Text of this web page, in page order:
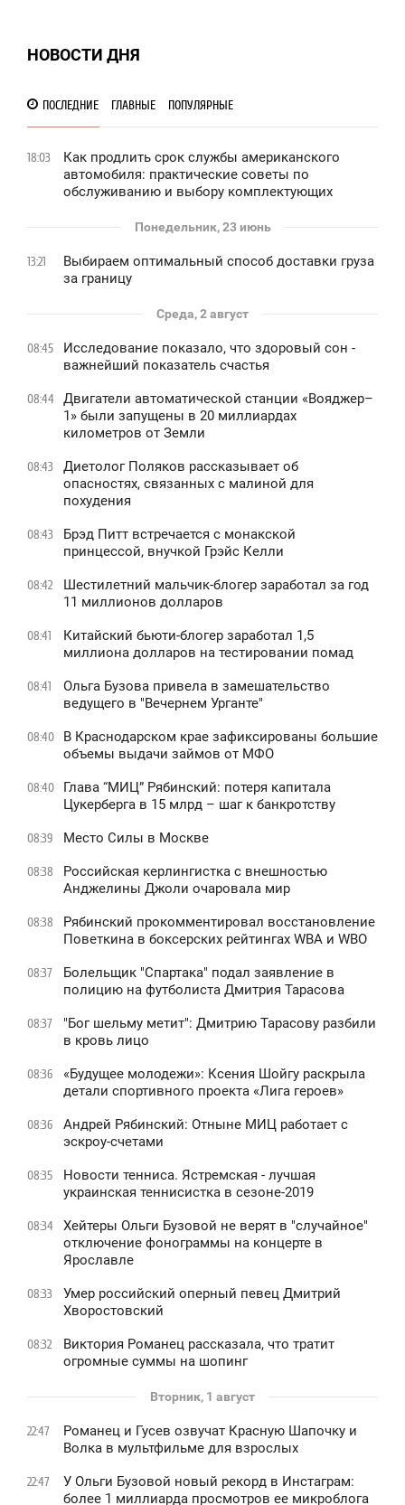
НОВОСТИ ДНЯ
ПОСЛЕДНИЕ ГЛАВНЫЕ ПОПУЛЯРНЫЕ
18:03
Как продлить срок службы американского
автомобиля: практические советы по
обслуживанию и выбору комплектующих
Понедельник, 23 июнь
13:21
Выбираем оптимальный способ доставки груза
за границу
Среда, 2 август
08:45
Исследование показало, что здоровый сон -
важнейший показатель счастья
08:44
Двигатели автоматической станции «Вояджер–
1» были запущены в 20 миллиардах
километров от Земли
08:43
Диетолог Поляков рассказывает об
опасностях, связанных с малиной для
похудения
08:43
Брэд Питт встречается с монакской
принцессой, внучкой Грэйс Келли
08:42
Шестилетний мальчик-блогер заработал за год
11 миллионов долларов
08:41
Китайский бьюти-блогер заработал 1,5
миллиона долларов на тестировании помад
08:41
Ольга Бузова привела в замешательство
ведущего в "Вечернем Урганте"
08:40
В Краснодарском крае зафиксированы большие
объемы выдачи займов от МФО
08:40
Глава “МИЦ” Рябинский: потеря капитала
Цукерберга в 15 млрд – шаг к банкротству
08:39 Место Силы в Москве
08:38
Российская керлингистка с внешностью
Анджелины Джоли очаровала мир
08:38
Рябинский прокомментировал восстановление
Поветкина в боксерских рейтингах WBA и WBO
08:37
Болельщик "Спартака" подал заявление в
полицию на футболиста Дмитрия Тарасова
08:37
"Бог шельму метит": Дмитрию Тарасову разбили
в кровь лицо
08:36
«Будущее молодежи»: Ксения Шойгу раскрыла
детали спортивного проекта «Лига героев»
08:36
Андрей Рябинский: Отныне МИЦ работает с
эскроу-счетами
08:35
Новости тенниса. Ястремская - лучшая
украинская теннисистка в сезоне-2019
08:34
Хейтеры Ольги Бузовой не верят в "случайное"
отключение фонограммы на концерте в
Ярославле
08:33
Умер российский оперный певец Дмитрий
Хворостовский
08:32
Виктория Романец рассказала, что тратит
огромные суммы на шопинг
Вторник, 1 август
22:47
Романец и Гусев озвучат Красную Шапочку и
Волка в мультфильме для взрослых
22:47
У Ольги Бузовой новый рекорд в Инстаграм:
более 1 миллиарда просмотров ее микроблога